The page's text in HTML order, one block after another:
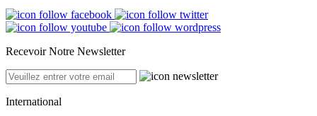
Recevoir Notre Newsletter
International